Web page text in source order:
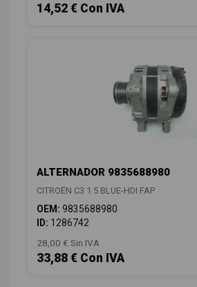
14,52 € Con IVA
ALTERNADOR 9835688980
CITROËN C3 1.5 BLUE-HDI FAP
OEM: 9835688980
ID: 1286742
28,00 € Sin IVA
33,88 € Con IVA